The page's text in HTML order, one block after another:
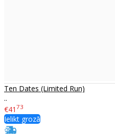
Ten Dates (Limited Run)
..
€41 73
Ielikt grozā